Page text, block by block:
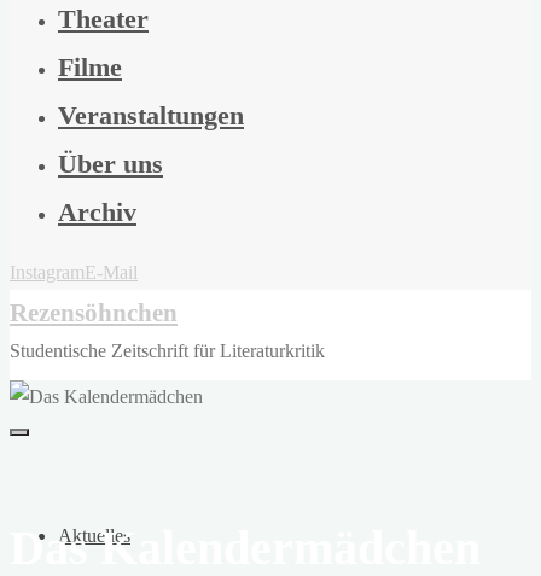
Theater
Filme
Veranstaltungen
Über uns
Archiv
InstagramE-Mail
Rezensöhnchen
Studentische Zeitschrift für Literaturkritik
Aktuelles
Das Kalendermädchen